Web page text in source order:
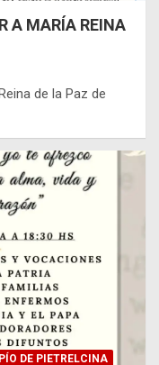
A MARÍA REINA
de la Paz de
DE PIETRELCINA